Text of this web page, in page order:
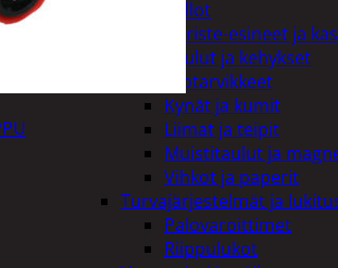
Kellot
Koriste-esineet ja
Taulut ja kehykset
Toimistotarvikkeet
Kynät ja kumit
Liimat ja teipit
Muistitaulut ja
Vihkot ja paperit
Turvajärjestelmät ja
Palovaroittimet
Riippulukot